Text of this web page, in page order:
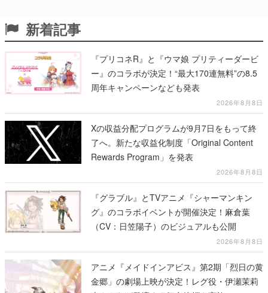
新着記事
『プリコネR』と『ウマ娘 プリティーダービ
ー』のコラボが決定！“最大170連無料”の8.5
周年キャンペーンなども発表
2026年8月8日
Xの収益分配プログラムが9月7日をもって終
了へ。新たな収益化制度「Original Content
Rewards Program」を発表
2026年8月8日
『グラブル』とTVアニメ『シャーマンキン
グ』のコラボイベントが開催決定！麻倉葉
（CV：日笠陽子）のビジュアルも公開
2026年8月8日
アニメ『メイドインアビス』第2期「烈日の黄
金郷」の劇場上映が決定！レグ役・伊瀬茉莉